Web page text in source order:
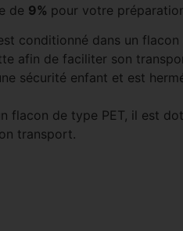
de 9% pour votre
conditionné dans un flacon
afin de faciliter son
sécurité enfant et est
flacon de type PET, il est
transport.